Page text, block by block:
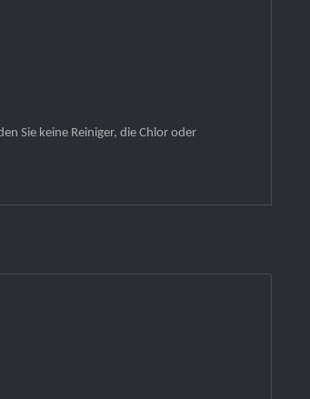
Sie keine Reiniger, die Chlor oder